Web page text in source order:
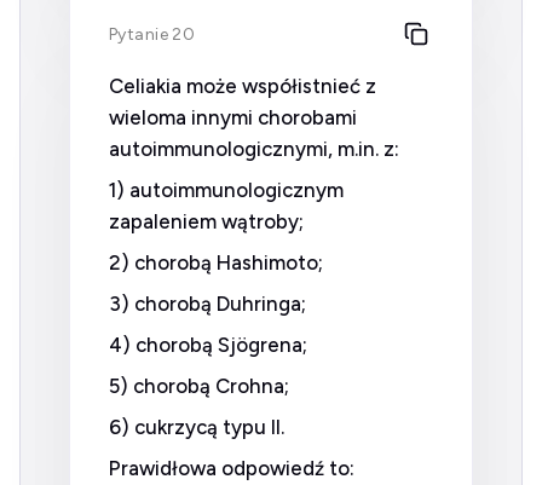
Pytanie 20
Celiakia może współistnieć z
wieloma innymi chorobami
autoimmunologicznymi, m.in. z:
1) autoimmunologicznym
zapaleniem wątroby;
2) chorobą Hashimoto;
3) chorobą Duhringa;
4) chorobą Sjögrena;
5) chorobą Crohna;
6) cukrzycą typu II.
Prawidłowa odpowiedź to: